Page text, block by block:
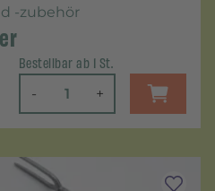
-zubehör
Bestellbar ab 1 St.
- +